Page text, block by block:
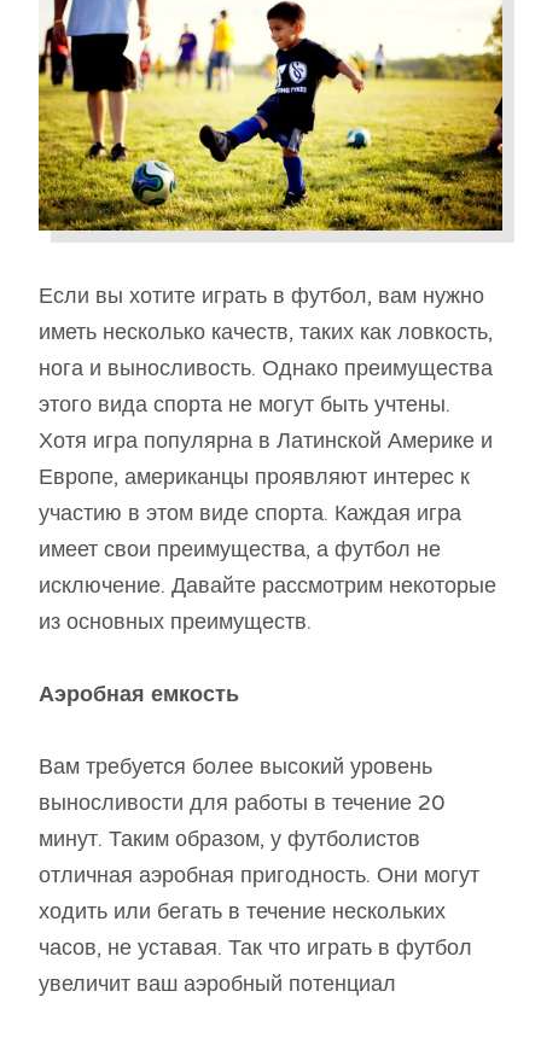
Если вы хотите играть в футбол, вам нужно
иметь несколько качеств, таких как ловкость,
нога и выносливость. Однако преимущества
этого вида спорта не могут быть учтены.
Хотя игра популярна в Латинской Америке и
Европе, американцы проявляют интерес к
участию в этом виде спорта. Каждая игра
имеет свои преимущества, а футбол не
исключение. Давайте рассмотрим некоторые
из основных преимуществ.
Аэробная емкость
Вам требуется более высокий уровень
выносливости для работы в течение 20
минут. Таким образом, у футболистов
отличная аэробная пригодность. Они могут
ходить или бегать в течение нескольких
часов, не уставая. Так что играть в футбол
увеличит ваш аэробный потенциал